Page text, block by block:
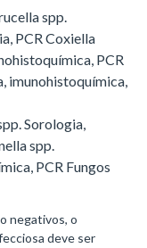
spp.
PCR Coxiella
PCR
imunohistoquímica,
Sorologia,
spp.
PCR Fungos
negativos, o
deve ser